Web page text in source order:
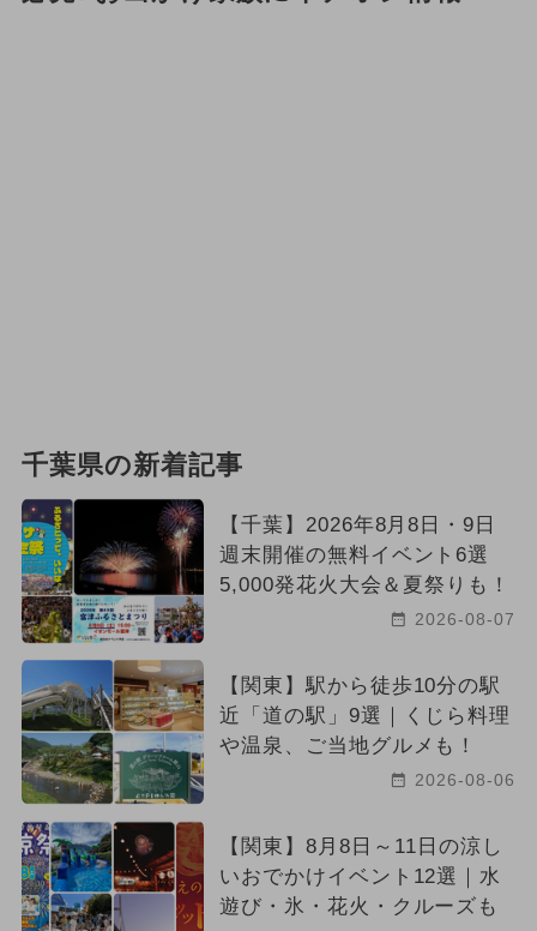
千葉県の新着記事
【千葉】2026年8月8日・9日
週末開催の無料イベント6選
5,000発花火大会＆夏祭りも！
2026-08-07
【関東】駅から徒歩10分の駅
近「道の駅」9選｜くじら料理
や温泉、ご当地グルメも！
2026-08-06
【関東】8月8日～11日の涼し
いおでかけイベント12選｜水
遊び・氷・花火・クルーズも